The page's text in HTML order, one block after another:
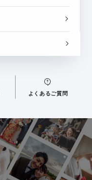
よくあるご質問